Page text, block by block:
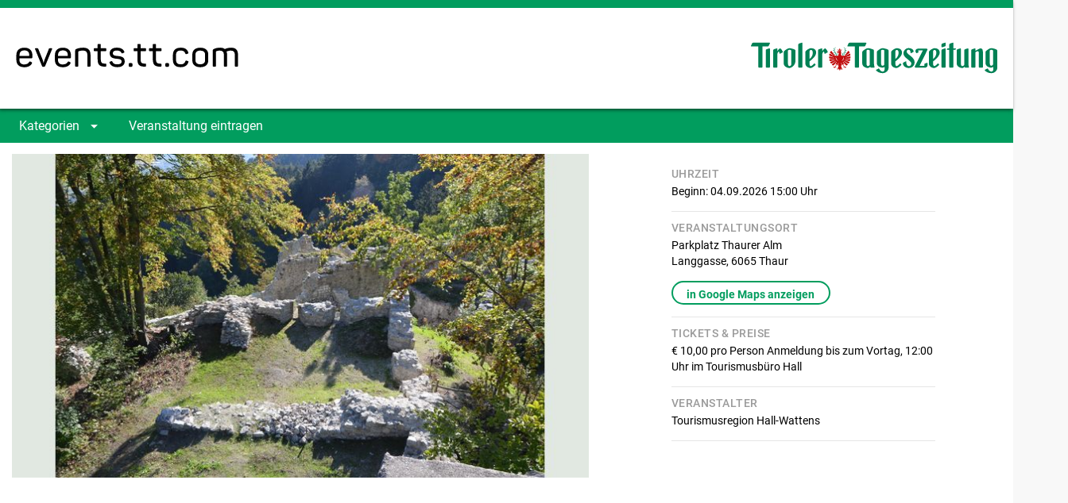
Kategorien Veranstaltung eintragen
UHRZEIT
Beginn: 04.09.2026 15:00 Uhr
VERANSTALTUNGSORT
Parkplatz Thaurer Alm
Langgasse, 6065Thaur
in Google Maps anzeigen
TICKETS & PREISE
€ 10,00 pro Person Anmeldung bis zum Vortag, 12:00
Uhr im Tourismusbüro Hall
VERANSTALTER
Tourismusregion Hall-Wattens